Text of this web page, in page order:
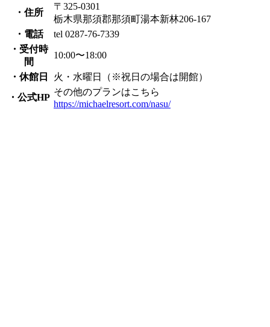
・住所
〒325-0301
栃木県那須郡那須町湯本新林206-167
・電話
tel 0287-76-7339
・受付時
間
10:00〜18:00
・休館日
火・水曜日（※祝日の場合は開館）
・公式HP
その他のプランはこちら
https://michaelresort.com/nasu/